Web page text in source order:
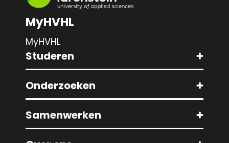
MyHVHL
MyHVHL
Studeren
Onderzoeken
Samenwerken